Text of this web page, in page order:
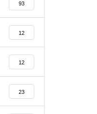
93
12
12
23